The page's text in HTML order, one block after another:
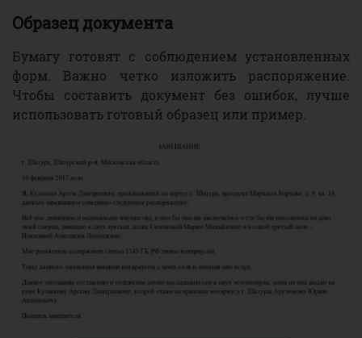
Образец документа
Бумагу готовят с соблюдением установленных
форм. Важно четко изложить распоряжение.
Чтобы составить документ без ошибок, лучше
использовать готовый образец или пример.